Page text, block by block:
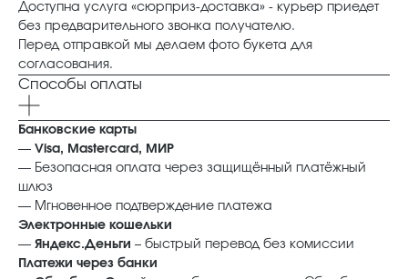
Доступна услуга «сюрприз-доставка» - курьер приедет
без предварительного звонка получателю.
Перед отправкой мы делаем фото букета для
согласования.
Способы оплаты
Банковские карты
— Visa, Mastercard, МИР
— Безопасная оплата через защищённый платёжный
шлюз
— Мгновенное подтверждение платежа
Электронные кошельки
— Яндекс.Деньги – быстрый перевод без комиссии
Платежи через банки